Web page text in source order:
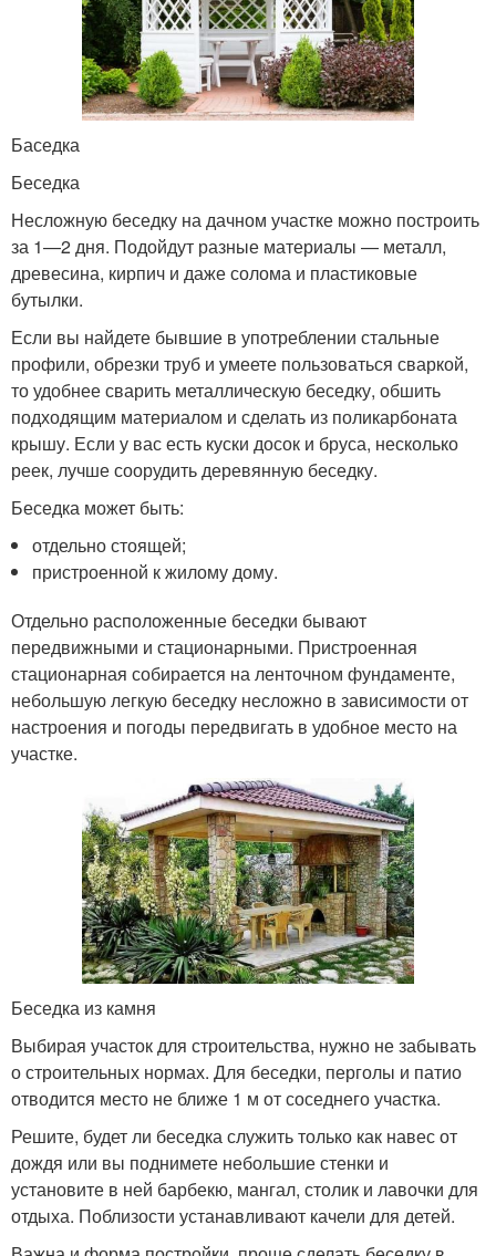
Баседка
Беседка
Несложную беседку на дачном участке можно построить
за 1—2 дня. Подойдут разные материалы — металл,
древесина, кирпич и даже солома и пластиковые
бутылки.
Если вы найдете бывшие в употреблении стальные
профили, обрезки труб и умеете пользоваться сваркой,
то удобнее сварить металлическую беседку, обшить
подходящим материалом и сделать из поликарбоната
крышу. Если у вас есть куски досок и бруса, несколько
реек, лучше соорудить деревянную беседку.
Беседка может быть:
отдельно стоящей;
пристроенной к жилому дому.
Отдельно расположенные беседки бывают
передвижными и стационарными. Пристроенная
стационарная собирается на ленточном фундаменте,
небольшую легкую беседку несложно в зависимости от
настроения и погоды передвигать в удобное место на
участке.
Беседка из камня
Выбирая участок для строительства, нужно не забывать
о строительных нормах. Для беседки, перголы и патио
отводится место не ближе 1 м от соседнего участка.
Решите, будет ли беседка служить только как навес от
дождя или вы поднимете небольшие стенки и
установите в ней барбекю, мангал, столик и лавочки для
отдыха. Поблизости устанавливают качели для детей.